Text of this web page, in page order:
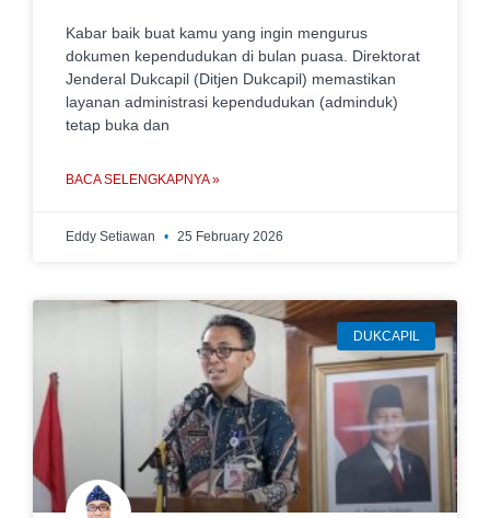
Kabar baik buat kamu yang ingin mengurus
dokumen kependudukan di bulan puasa. Direktorat
Jenderal Dukcapil (Ditjen Dukcapil) memastikan
layanan administrasi kependudukan (adminduk)
tetap buka dan
BACA SELENGKAPNYA »
Eddy Setiawan 25 February 2026
DUKCAPIL